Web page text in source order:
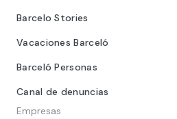
Barcelo Stories
Vacaciones Barceló
Barceló Personas
Canal de denuncias
Empresas